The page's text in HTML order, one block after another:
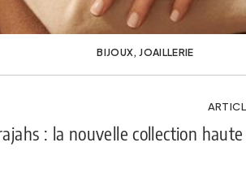
BIJOUX, JOAILLERIE
: la nouvelle collection